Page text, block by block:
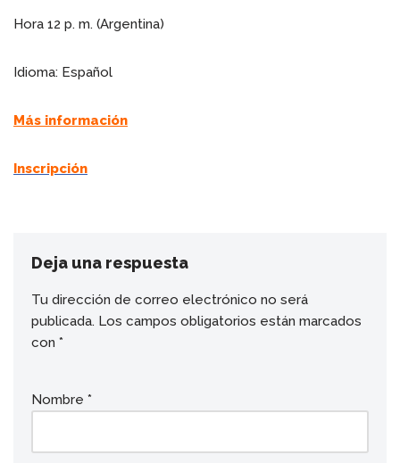
Hora 12 p. m. (Argentina)
Idioma: Español
Más información
Inscripción
Deja una respuesta
Tu dirección de correo electrónico no será
publicada. Los campos obligatorios están marcados
con *
Nombre *